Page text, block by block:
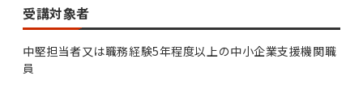
受講対象者
中堅担当者又は職務経験5年程度以上の中小企業支援機関職
員